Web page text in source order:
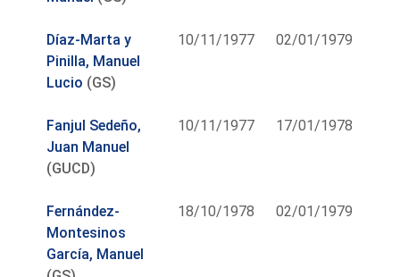
Díaz-Marta y
Pinilla, Manuel
Lucio (GS)
10/11/1977 02/01/1979
Fanjul Sedeño,
Juan Manuel
(GUCD)
10/11/1977 17/01/1978
Fernández-
Montesinos
García, Manuel
18/10/1978 02/01/1979